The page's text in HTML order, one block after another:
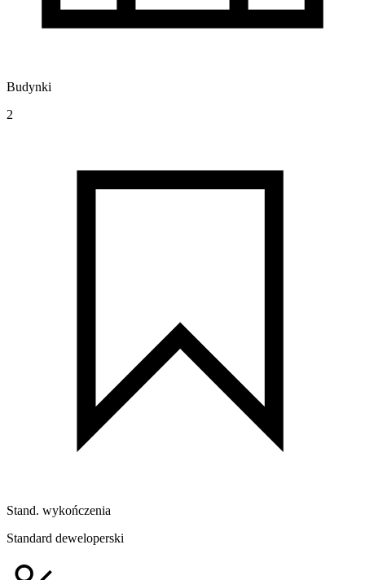
Budynki
2
Stand. wykończenia
Standard deweloperski